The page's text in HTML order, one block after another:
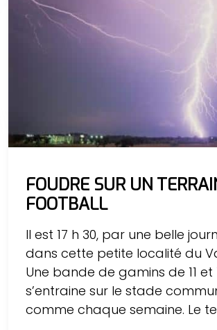
FOUDRE SUR UN
FOOTBALL
Il est 17 h 30, par une belle
dans cette petite localité du
Une bande de gamins de 11 et
s’entraine sur le stade
comme chaque semaine. Le